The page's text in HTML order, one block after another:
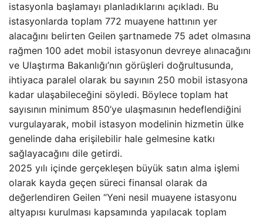
istasyonla başlamayı planladıklarını açıkladı. Bu
istasyonlarda toplam 772 muayene hattının yer
alacağını belirten Geilen şartnamede 75 adet olmasına
rağmen 100 adet mobil istasyonun devreye alınacağını
ve Ulaştırma Bakanlığı’nın görüşleri doğrultusunda,
ihtiyaca paralel olarak bu sayının 250 mobil istasyona
kadar ulaşabileceğini söyledi. Böylece toplam hat
sayısının minimum 850’ye ulaşmasının hedeflendiğini
vurgulayarak, mobil istasyon modelinin hizmetin ülke
genelinde daha erişilebilir hale gelmesine katkı
sağlayacağını dile getirdi.
2025 yılı içinde gerçekleşen büyük satın alma işlemi
olarak kayda geçen süreci finansal olarak da
değerlendiren Geilen “Yeni nesil muayene istasyonu
altyapısı kurulması kapsamında yapılacak toplam